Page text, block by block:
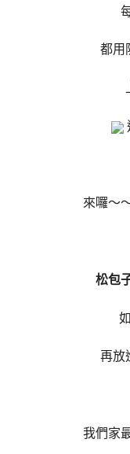
都用
來囉～
松包
再放
我們家